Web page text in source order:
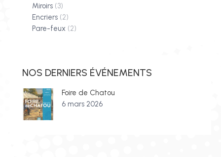
Miroirs (3)
Encriers (2)
Pare-feux (2)
NOS DERNIERS ÉVÉNEMENTS
Foire de Chatou
6 mars 2026